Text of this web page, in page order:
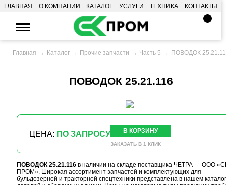
ГЛАВНАЯ О КОМПАНИИ КАТАЛОГ УСЛУГИ ТЕХНИКА КОНТАКТЫ
Главная Каталог Прочие запчасти Часть 5 ПОВОДОК
ПОВОДОК 25.21.116
ЦЕНА: ПО ЗАПРОСУ В КОРЗИНУ
ЗАКАЗАТЬ В 1 КЛИК
ПОВОДОК 25.21.116в наличии на складе поставщика ЧЕТРА — ООО
ПРОМ». Широкая ассортимент запчастей и комплектующих для
бульдозерной и тракторной спецтехники представлена в нашем